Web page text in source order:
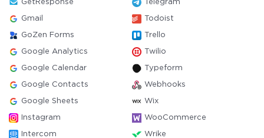
GetResponse Telegram
Gmail Todoist
GoZen Forms Trello
Google Analytics Twilio
Google Calendar Typeform
Google Contacts Webhooks
Google Sheets Wix
Instagram WooCommerce
Intercom Wrike